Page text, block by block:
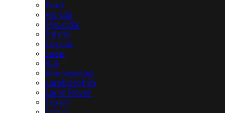
Ford
Honda
Hyundai
Infiniti
Jaguar
Jeep
KIA
Koenigsegg
Lamborghini
Land Rover
Lexus